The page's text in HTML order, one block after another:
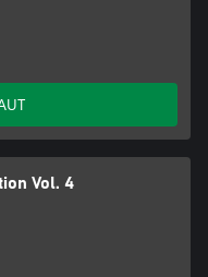
Vol. 4